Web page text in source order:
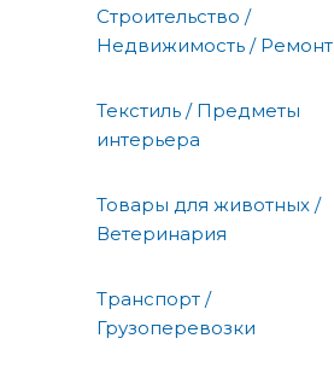
Строительство /
Недвижимость / Ремонт
Текстиль / Предметы
интерьера
Товары для животных /
Ветеринария
Транспорт /
Грузоперевозки